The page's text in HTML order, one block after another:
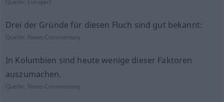
Quelle: Europarl
Drei der Gründe für diesen Fluch sind gut bekannt:
Quelle: News-Commentary
In Kolumbien sind heute wenige dieser Faktoren
auszumachen.
Quelle: News-Commentary